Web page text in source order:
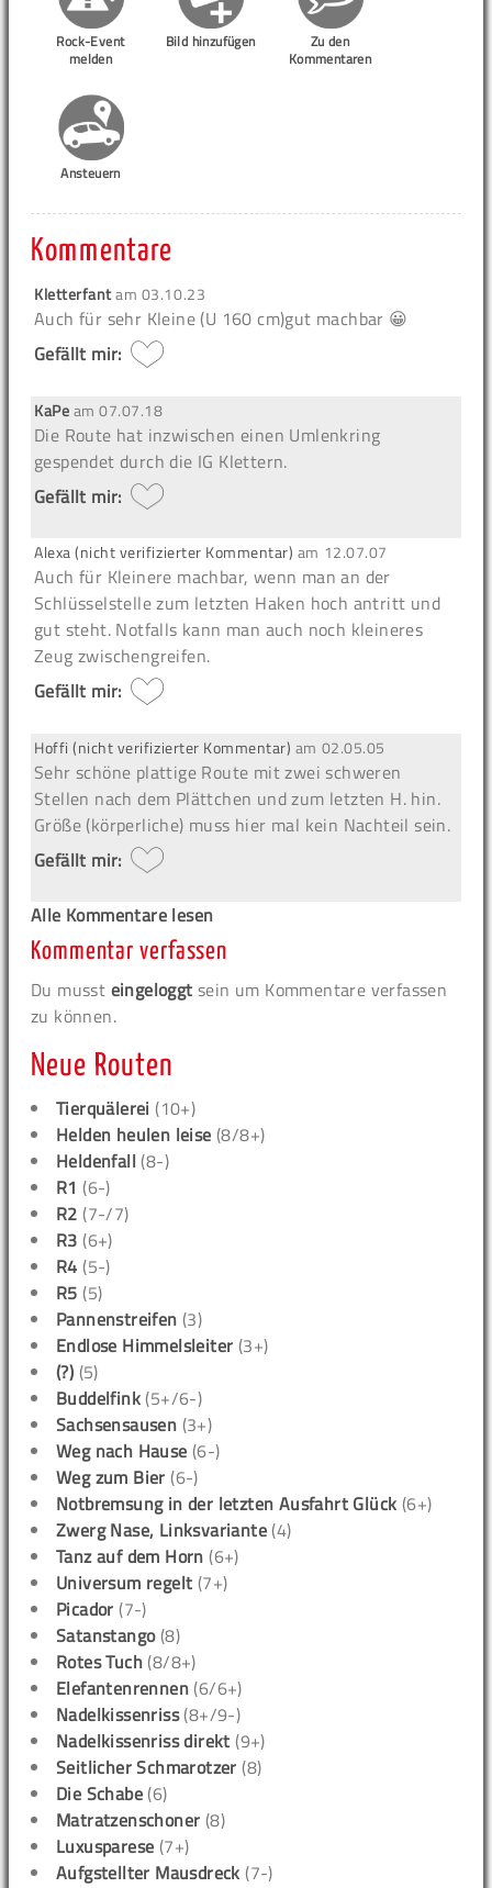
Rock-Event
melden
Bild hinzufügen
Zu den
Kommentaren
Ansteuern
Kommentare
Kletterfantam 03.10.23
Auch für sehr Kleine (U 160 cm)gut machbar 😀
Gefällt mir:
KaPeam07.07.18
Die Route hat inzwischen einen Umlenkring
gespendet durch die IG Klettern.
Gefällt mir:
Alexa (nicht verifizierter Kommentar) am 12.07.07
Auch für Kleinere machbar, wenn man an der
Schlüsselstelle zum letzten Haken hoch antritt und
gut steht. Notfalls kann man auch noch kleineres
Zeug zwischengreifen.
Gefällt mir:
Hoffi (nicht verifizierter Kommentar) am 02.05.05
Sehr schöne plattige Route mit zwei schweren
Stellen nach dem Plättchen und zum letzten H. hin.
Größe (körperliche) muss hier mal kein Nachteil sein.
Gefällt mir:
Alle Kommentare lesen
Kommentar verfassen
Du musst eingeloggt sein um Kommentare verfassen
zu können.
Neue Routen
Tierquälerei (10+)
Helden heulen leise (8/8+)
Heldenfall (8-)
R1 (6-)
R2 (7-/7)
R3 (6+)
R4 (5-)
R5 (5)
Pannenstreifen (3)
Endlose Himmelsleiter (3+)
(?) (5)
Buddelfink (5+/6-)
Sachsensausen (3+)
Weg nach Hause (6-)
Weg zum Bier (6-)
Notbremsung in der letzten Ausfahrt Glück (6+)
Zwerg Nase, Linksvariante (4)
Tanz auf dem Horn (6+)
Universum regelt (7+)
Picador (7-)
Satanstango(8)
Rotes Tuch (8/8+)
Elefantenrennen (6/6+)
Nadelkissenriss(8+/9-)
Nadelkissenriss direkt (9+)
Seitlicher Schmarotzer (8)
Die Schabe (6)
Matratzenschoner (8)
Luxusparese (7+)
Aufgstellter Mausdreck (7-)